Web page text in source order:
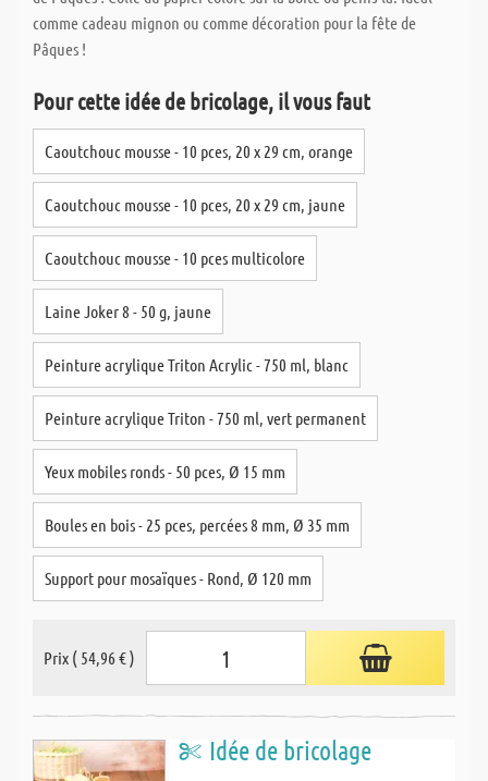
comme cadeau mignon ou comme décoration pour la fête de
Pâques !
Pour cette idée de bricolage, il vous faut
Caoutchouc mousse - 10 pces, 20 x 29 cm, orange
Caoutchouc mousse - 10 pces, 20 x 29 cm, jaune
Caoutchouc mousse - 10 pces multicolore
Laine Joker 8 - 50 g, jaune
Peinture acrylique Triton Acrylic - 750 ml, blanc
Peinture acrylique Triton - 750 ml, vert permanent
Yeux mobiles ronds - 50 pces, Ø 15 mm
Boules en bois - 25 pces, percées 8 mm, Ø 35 mm
Support pour mosaïques - Rond, Ø 120 mm
Prix ( 54,96 € )
Idée de bricolage